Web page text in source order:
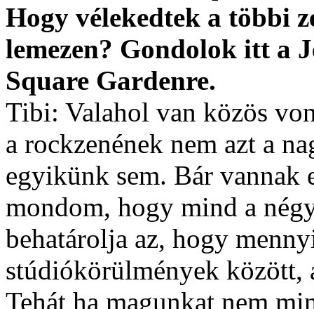
Hogy vélekedtek a többi
lemezen? Gondolok itt a
Square Gardenre.
Tibi: Valahol van közös
a rockzenének nem azt a
egyikünk sem. Bár vannak
mondom, hogy mind a
behatárolja az, hogy
stúdiókörülmények között,
Tehát ha magunkat nem